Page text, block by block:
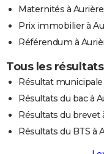
Maternités à
Prix immobilier à
Référendum à
Tous les
Résultat
Résultats du bac à
Résultats du brevet
Résultats du BTS à